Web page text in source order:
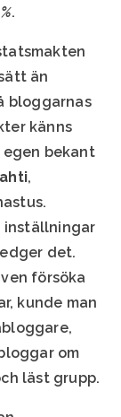
.
än
bloggarnas
känns
egen bekant
,
inställningar
det.
försöka
kunde man
om
läst grupp.